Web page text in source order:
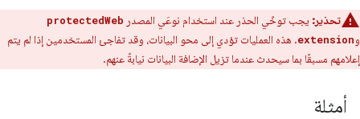
تحذير: يجب توخّي الحذر عند استخدام نوعَي المصدر protectedWeb
وextension. هذه العمليات تؤدي إلى محو البيانات، وقد تفاجئ المستخدمين إذا لم يتم
إعلامهم مسبقًا بما سيحدث عندما تزيل الإضافة البيانات نيابةً عنهم.
أمثلة